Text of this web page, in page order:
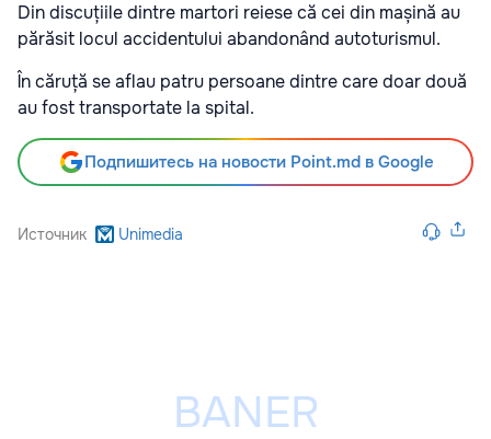
Din discuțiile dintre martori reiese că cei din mașină au
părăsit locul accidentului abandonând autoturismul.
În căruță se aflau patru persoane dintre care doar două
au fost transportate la spital.
Подпишитесь на новости Point.md в Google
Источник Unimedia